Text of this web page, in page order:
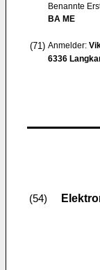
Benannte
BA ME
(71) Anmelder:
6336
(54)